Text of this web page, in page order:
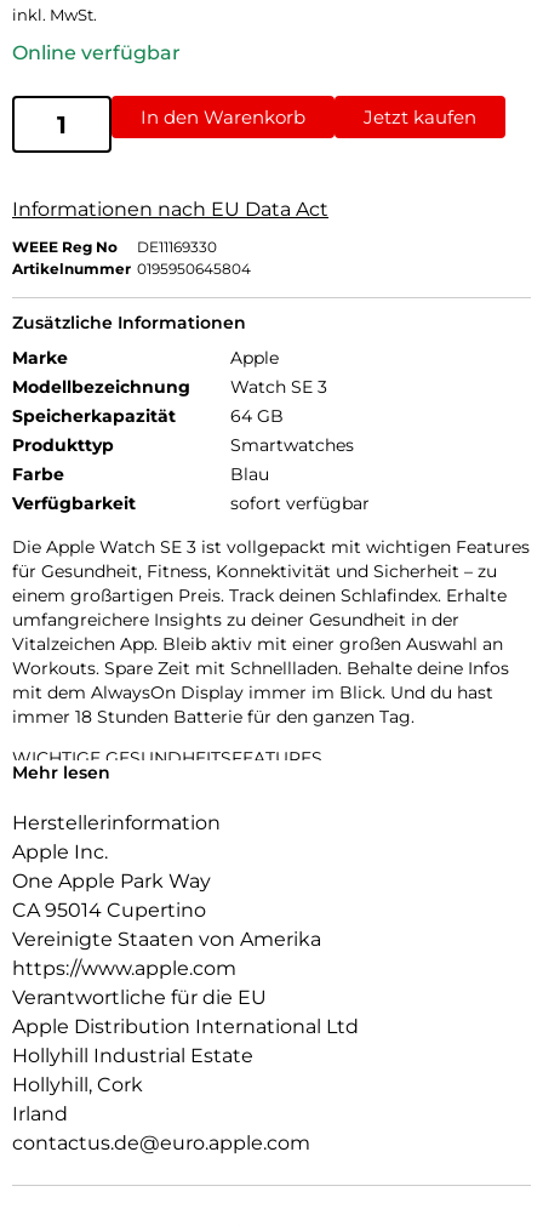
inkl. MwSt.
Online verfügbar
In den Warenkorb Jetzt kaufen
Informationen nach EU Data Act
WEEE Reg No
DE11169330
Artikelnummer 0195950645804
Zusätzliche Informationen
Marke
Apple
Modellbezeichnung
Watch SE 3
Speicherkapazität
64 GB
Produkttyp
Smartwatches
Farbe
Blau
Verfügbarkeit
sofort verfügbar
Die Apple Watch SE 3 ist vollgepackt mit wichtigen Features
für Gesundheit, Fitness, Konnektivität und Sicherheit – zu
einem großartigen Preis. Track deinen Schlafindex. Erhalte
umfangreichere Insights zu deiner Gesundheit in der
Vitalzeichen App. Bleib aktiv mit einer großen Auswahl an
Workouts. Spare Zeit mit Schnellladen. Behalte deine Infos
mit dem AlwaysOn Display immer im Blick. Und du hast
immer 18 Stunden Batterie für den ganzen Tag.
WICHTIGE GESUNDHEITSFEATURES.
Die Temperaturerkennung ermöglicht umfangreichere
Ovulationsschätzungen in der Zyklusprotokoll App. Du
bekommst einen täglichen Schlafindex, Mitteilungen bei
Schlafapnoe und kannst dich benachrichtigen lassen, wenn
du eine ungewöhnlich hohe oder niedrige Herzfrequenz oder
einen unregelmäßigen Herzrhythmus hast.
RICHTIG GUTE BATTERIELAUFZEIT.
Mit 18 Stunden Batterielaufzeit für den ganzen Tag kannst du
noch mehr machen. Du lädst doppelt so schnell wie bei der
SE 27 und nach nur 15 Minuten laden hält die Batterie bis zu
8 Stunden lang.
ALWAYS-ON DISPLAY.
Jetzt siehst du die Uhrzeit und das Zifferblatt, ohne deine
Hand zu heben, um das Display zu aktivieren.
Die SE 3 gibt dir unzählige Möglichkeiten, deine Trainings zu
Mehr lesen
Herstellerinformation
Apple Inc.
One Apple Park Way
CA 95014 Cupertino
Vereinigte Staaten von Amerika
https://www.apple.com
Verantwortliche für die EU
Apple Distribution International Ltd
Hollyhill Industrial Estate
Hollyhill, Cork
Irland
contactus.de@euro.apple.com